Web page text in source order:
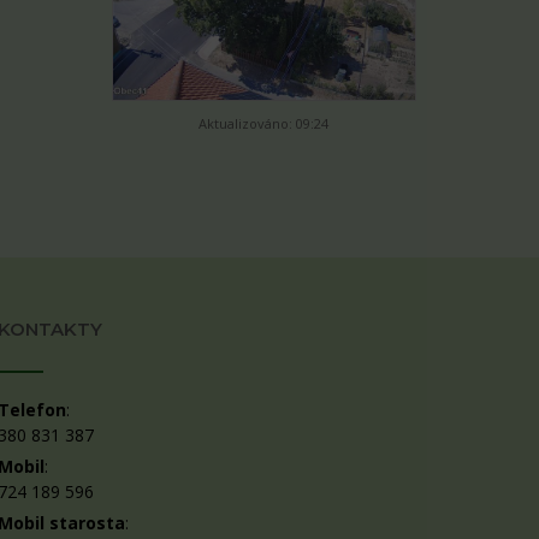
Aktualizováno: 09:24
:
831 387
:
189 596
starosta: